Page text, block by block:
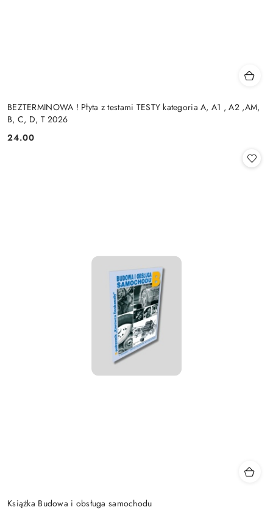
BEZTERMINOWA ! Płyta z testami TESTY kategoria A, A1 , A2 ,AM,
B, C, D, T 2026
Cena:
24.00
Książka Budowa i obsługa samochodu